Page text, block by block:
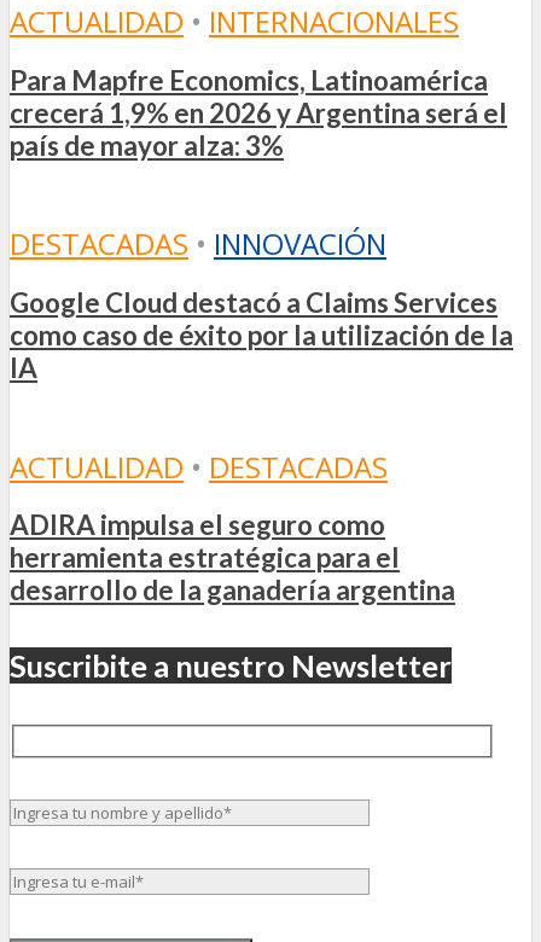
ACTUALIDAD • INTERNACIONALES
Para Mapfre Economics, Latinoamérica
crecerá 1,9% en 2026 y Argentina será el
país de mayor alza: 3%
DESTACADAS • INNOVACIÓN
Google Cloud destacó a Claims Services
como caso de éxito por la utilización de la
IA
ACTUALIDAD • DESTACADAS
ADIRA impulsa el seguro como
herramienta estratégica para el
desarrollo de la ganadería argentina
Suscribite a nuestro Newsletter